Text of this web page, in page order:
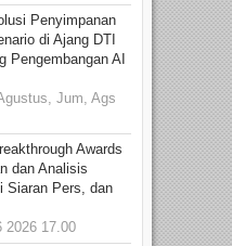
Penyimpanan
di Ajang DTI
Pengembangan AI
Jum, Ags
Awards
dan Analisis
Siaran Pers, dan
2026 17.00